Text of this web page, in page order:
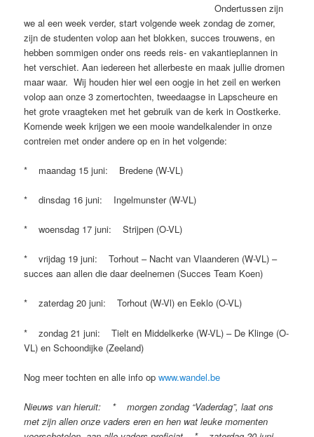
Ondertussen zijn
we al een week verder, start volgende week zondag de zomer,
zijn de studenten volop aan het blokken, succes trouwens, en
hebben sommigen onder ons reeds reis- en vakantieplannen in
het verschiet. Aan iedereen het allerbeste en maak jullie dromen
maar waar. Wij houden hier wel een oogje in het zeil en werken
volop aan onze 3 zomertochten, tweedaagse in Lapscheure en
het grote vraagteken met het gebruik van de kerk in Oostkerke.
Komende week krijgen we een mooie wandelkalender in onze
contreien met onder andere op en in het volgende:
* maandag 15 juni: Bredene (W-VL)
* dinsdag 16 juni: Ingelmunster (W-VL)
* woensdag 17 juni: Strijpen (O-VL)
* vrijdag 19 juni: Torhout – Nacht van Vlaanderen (W-VL) –
succes aan allen die daar deelnemen (Succes Team Koen)
* zaterdag 20 juni: Torhout (W-Vl) en Eeklo (O-VL)
* zondag 21 juni: Tielt en Middelkerke (W-VL) – De Klinge (O-
VL) en Schoondijke (Zeeland)
Nog meer tochten en alle info opwww.wandel.be
Nieuws van hieruit: * morgen zondag “Vaderdag”, laat ons
met zijn allen onze vaders eren en hen wat leuke momenten